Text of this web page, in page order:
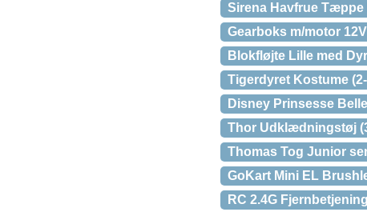
Sirena Havfrue Tæppe
Gearboks m/motor
Blokfløjte Lille med Dyr
Tigerdyret Kostume
Disney Prinsesse
Thor Udklædningstøj
Thomas Tog Junior
GoKart Mini EL
RC 2.4G